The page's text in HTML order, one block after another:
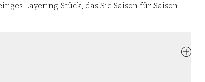
Layering-Stück, das Sie Saison für Saison